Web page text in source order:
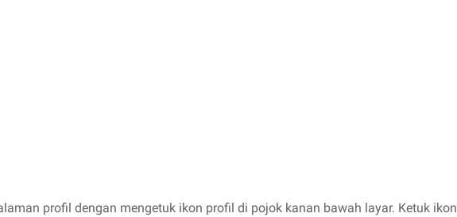
profil dengan mengetuk ikon profil di pojok kanan bawah layar. Ketuk ikon